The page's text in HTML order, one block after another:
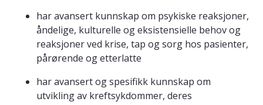
har avansert kunnskap om psykiske reaksjoner,
åndelige, kulturelle og eksistensielle behov og
reaksjoner ved krise, tap og sorg hos pasienter,
pårørende og etterlatte
har avansert og spesifikk kunnskap om
utvikling av kreftsykdommer, deres